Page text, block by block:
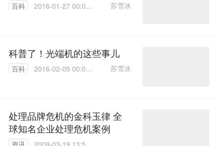
百科
2016-01-27 00:00:
苏雪冰
科普了！光端机的这些事儿
百科
2016-02-05 00:00:
苏雪冰
处理品牌危机的金科玉律 全
球知名企业处理危机案例
资讯 2009-03-19 13:59: